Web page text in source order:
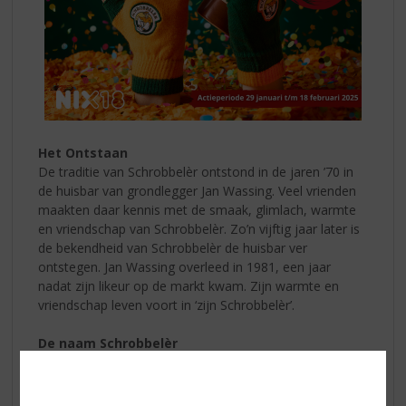
Het Ontstaan
De traditie van Schrobbelèr ontstond in de jaren ’70 in
de huisbar van grondlegger Jan Wassing. Veel vrienden
maakten daar kennis met de smaak, glimlach, warmte
en vriendschap van Schrobbelèr. Zo’n vijftig jaar later is
de bekendheid van Schrobbelèr de huisbar ver
ontstegen. Jan Wassing overleed in 1981, een jaar
nadat zijn likeur op de markt kwam. Zijn warmte en
vriendschap leven voort in ‘zijn Schrobbelèr’.
De naam Schrobbelèr